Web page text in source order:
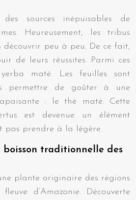
sources inépuisables de
Heureusement, les tribus
découvrir peu à peu. De ce fait,
de leurs réussites. Parmi ces
maté. Les feuilles sont
permettre de goûter à une
: le thé maté. Cette
est devenue un élément
pas prendre à la légère.
boisson traditionnelle des
plante originaire des régions
d’Amazonie. Découverte